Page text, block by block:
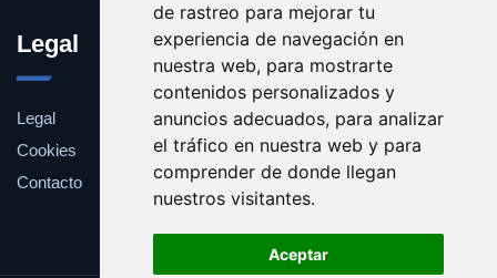
de rastreo para mejorar tu
experiencia de navegación en
nuestra web, para mostrarte
contenidos personalizados y
anuncios adecuados, para analizar
el tráfico en nuestra web y para
comprender de donde llegan
nuestros visitantes.
Aceptar
Legal
Legal
Cookies
Contacto